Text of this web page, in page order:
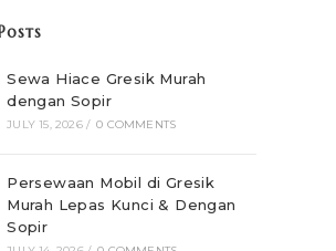
Sewa Hiace Gresik Murah
dengan Sopir
JULY 15, 2026 / 0 COMMENTS
Persewaan Mobil di Gresik
Murah Lepas Kunci & Dengan
Sopir